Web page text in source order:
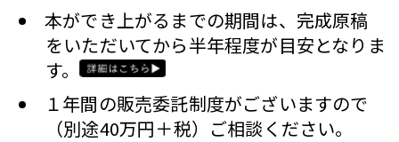
本ができ上がるまでの期間は、完成原稿
をいただいてから半年程度が目安となりま
す。
１年間の販売委託制度がございますので
（別途40万円＋税）ご相談ください。